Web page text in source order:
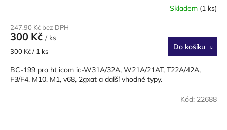
Skladem (1 ks)
247,90 Kč bez DPH
300 Kč / ks
Měrná
300 Kč / 1 ks Do košíku
BC-199 pro ht icom ic-W31A/32A, W21A/21AT, T22A/42A,
F3/F4, M10, M1, v68, 2gxat a další vhodné typy.
Kód: 22688